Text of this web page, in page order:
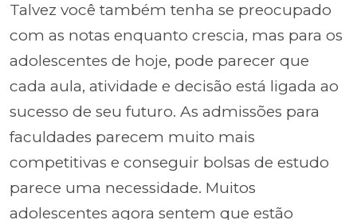
Talvez você também tenha se preocupado
com as notas enquanto crescia, mas para os
adolescentes de hoje, pode parecer que
cada aula, atividade e decisão está ligada ao
sucesso de seu futuro. As admissões para
faculdades parecem muito mais
competitivas e conseguir bolsas de estudo
parece uma necessidade. Muitos
adolescentes agora sentem que estão